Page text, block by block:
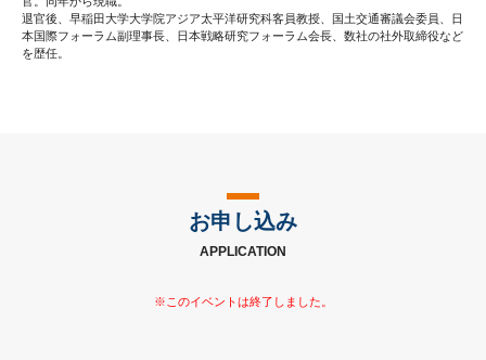
退官後、早稲田大学大学院アジア太平洋研究科客員教授、国土交通審議会委員、日
本国際フォーラム副理事長、日本戦略研究フォーラム会長、数社の社外取締役など
を歴任。
お申し込み
APPLICATION